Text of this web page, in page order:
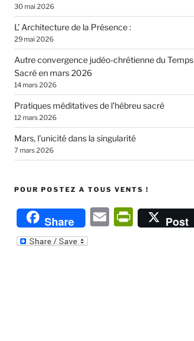
30 mai 2026
L’ Architecture de la Présence :
29 mai 2026
Autre convergence judéo-chrétienne du Temps
Sacré en mars 2026
14 mars 2026
Pratiques méditatives de l’hébreu sacré
12 mars 2026
Mars, l’unicité dans la singularité
7 mars 2026
POUR POSTEZ A TOUS VENTS !
Share
E P
ri
Post